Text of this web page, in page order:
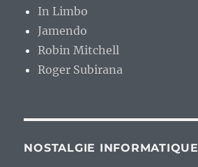
In Limbo
Jamendo
Robin Mitchell
Roger Subirana
NOSTALGIE INFORMATIQUE